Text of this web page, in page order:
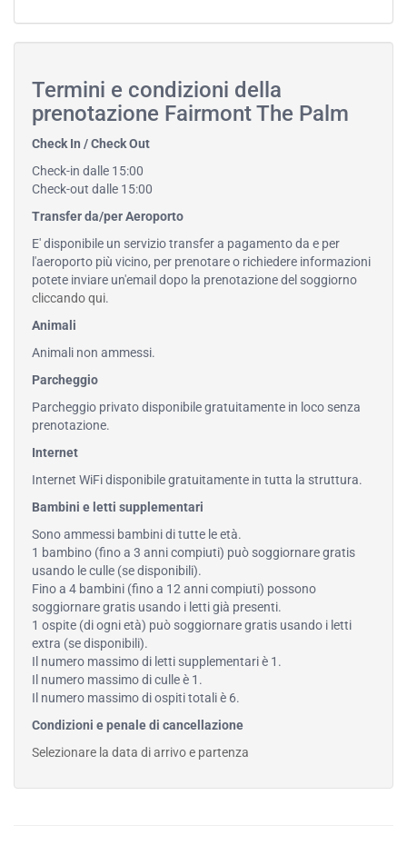
Termini e condizioni della
prenotazione Fairmont The Palm
Check In / Check Out
Check-in dalle 15:00
Check-out dalle 15:00
Transfer da/per Aeroporto
E' disponibile un servizio transfer a pagamento da e per
l'aeroporto più vicino, per prenotare o richiedere informazioni
potete inviare un'email dopo la prenotazione del soggiorno
cliccando qui.
Animali
Animali non ammessi.
Parcheggio
Parcheggio privato disponibile gratuitamente in loco senza
prenotazione.
Internet
Internet WiFi disponibile gratuitamente in tutta la struttura.
Bambini e letti supplementari
Sono ammessi bambini di tutte le età.
1 bambino (fino a 3 anni compiuti) può soggiornare gratis
usando le culle (se disponibili).
Fino a 4 bambini (fino a 12 anni compiuti) possono
soggiornare gratis usando i letti già presenti.
1 ospite (di ogni età) può soggiornare gratis usando i letti
extra (se disponibili).
Il numero massimo di letti supplementari è 1.
Il numero massimo di culle è 1.
Il numero massimo di ospiti totali è 6.
Condizioni e penale di cancellazione
Selezionare la data di arrivo e partenza